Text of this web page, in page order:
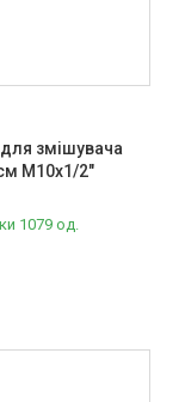
змішувача
M10x1/2"
1079 од.